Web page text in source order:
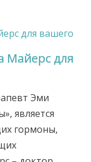
Майерс для
Эми
является
гормоны,